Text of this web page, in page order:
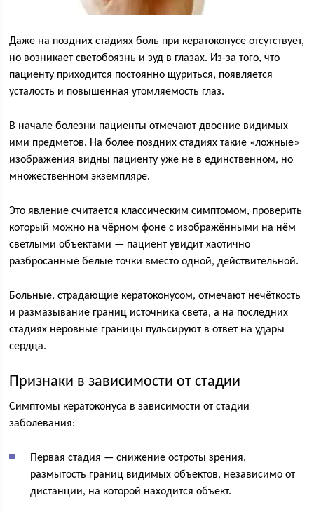
Даже на поздних стадиях боль при кератоконусе отсутствует,
но возникает светобоязнь и зуд в глазах. Из-за того, что
пациенту приходится постоянно щуриться, появляется
усталость и повышенная утомляемость глаз.
В начале болезни пациенты отмечают двоение видимых
ими предметов. На более поздних стадиях такие «ложные»
изображения видны пациенту уже не в единственном, но
множественном экземпляре.
Это явление считается классическим симптомом, проверить
который можно на чёрном фоне с изображёнными на нём
светлыми объектами — пациент увидит хаотично
разбросанные белые точки вместо одной, действительной.
Больные, страдающие кератоконусом, отмечают нечёткость
и размазывание границ источника света, а на последних
стадиях неровные границы пульсируют в ответ на удары
сердца.
Признаки в зависимости от стадии
Симптомы кератоконуса в зависимости от стадии
заболевания:
Первая стадия — снижение остроты зрения,
размытость границ видимых объектов, независимо от
дистанции, на которой находится объект.